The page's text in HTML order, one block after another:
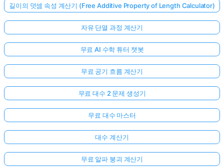
길이의 덧셈 속성 계산기 (Free Additive Property of Length Calculator)
자유 단열 과정 계산기
무료 AI 수학 튜터 챗봇
무료 공기 흐름 계산기
무료 대수 2 문제 생성기
무료 대수 마스터
대수 계산기
무료 알파 붕괴 계산기